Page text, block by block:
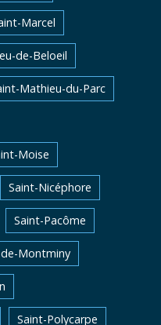
Marcel
de-Beloeil
Mathieu-du-Parc
Moise
Saint-Nicéphore
Saint-Pacôme
Montminy
Saint-Polycarpe